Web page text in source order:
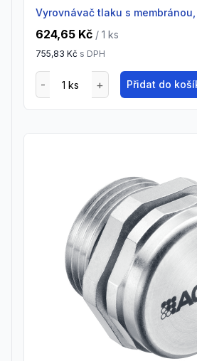
Vyrovnávač tlaku s
624,65 Kč / 1 ks
755,83 Kč s DPH
Přidat do